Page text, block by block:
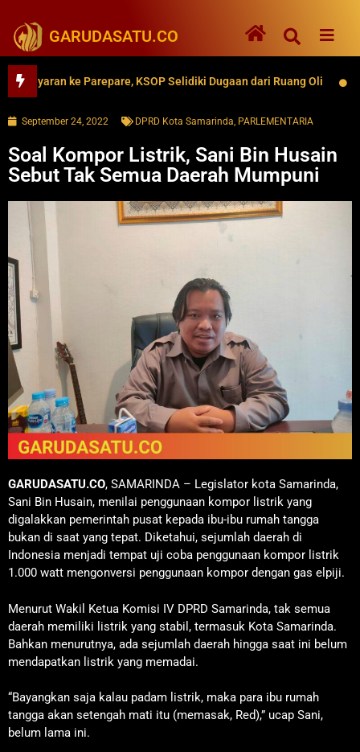
GARUDASATU.CO
ke Parepare, KSOP Selidiki Dugaan dari Ruang Oli 62
September 24, 2022 DPRD Kota Samarinda, PARLEMENTARIA
Soal Kompor Listrik, Sani Bin Husain
Sebut Tak Semua Daerah Mumpuni
GARUDASATU.CO, SAMARINDA – Legislator kota Samarinda,
Sani Bin Husain, menilai penggunaan kompor listrik yang
digalakkan pemerintah pusat kepada ibu-ibu rumah tangga
bukan di saat yang tepat. Diketahui, sejumlah daerah di
Indonesia menjadi tempat uji coba penggunaan kompor listrik
1.000 watt mengonversi penggunaan kompor dengan gas elpiji.
Menurut Wakil Ketua Komisi IV DPRD Samarinda, tak semua
daerah memiliki listrik yang stabil, termasuk Kota Samarinda.
Bahkan menurutnya, ada sejumlah daerah hingga saat ini belum
mendapatkan listrik yang memadai.
“Bayangkan saja kalau padam listrik, maka para ibu rumah
tangga akan setengah mati itu (memasak, Red),” ucap Sani,
belum lama ini.